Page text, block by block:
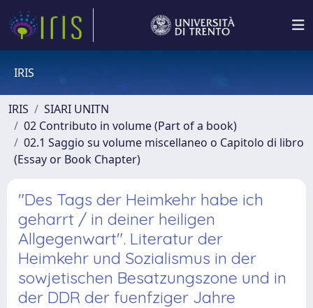
IRIS
IRIS
SIARI UNITN
02 Contributo in volume (Part of a book)
02.1 Saggio su volume miscellaneo o Capitolo di libro
(Essay or Book Chapter)
"Des Tags der Heimkehr habe ich
geharrt / in deiner heiligen
Allgegenwart". Literatur der
Heimkehr und Sozialismus in der
sowjetischen Besatzungszone und in
der DDR der fuenfziger Jahre